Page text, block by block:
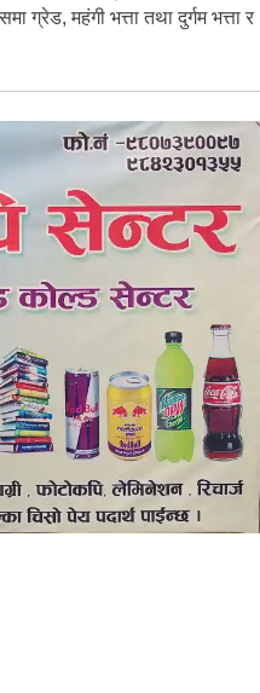
ग्रेड, महंगी भत्ता तथा दुर्गम भत्ता र